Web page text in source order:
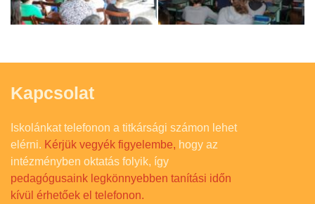
Kapcsolat
Iskolánkat telefonon a titkársági számon lehet
elérni. Kérjük vegyék figyelembe, hogy az
intézményben oktatás folyik, így
pedagógusaink legkönnyebben tanítási időn
kívül érhetőek el telefonon.